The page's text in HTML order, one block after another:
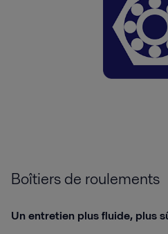
Boîtiers de roulements
Un entretien plus fluide, plus